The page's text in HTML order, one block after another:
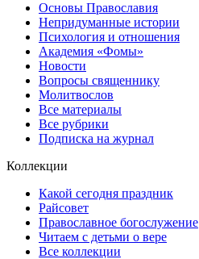
Основы Православия
Непридуманные истории
Психология и отношения
Академия «Фомы»
Новости
Вопросы священнику
Молитвослов
Все материалы
Все рубрики
Подписка на журнал
Коллекции
Какой сегодня праздник
Райсовет
Православное богослужение
Читаем с детьми о вере
Все коллекции